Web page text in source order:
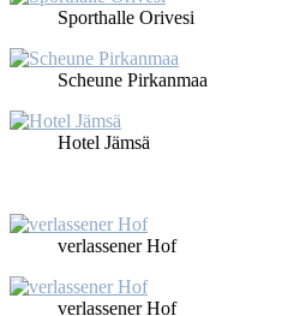
Sport­hal­le Ori­ve­si
Scheu­ne Pir­kan­maa
Ho­tel Jäm­sä
ver­las­se­ner Hof
ver­las­se­ner Hof